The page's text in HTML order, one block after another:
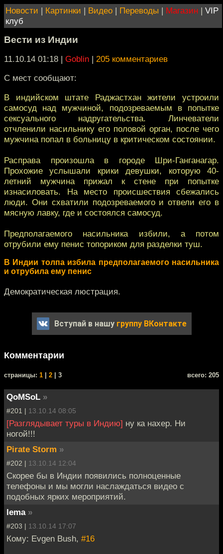
Новости | Картинки | Видео | Переводы | Магазин | VIP
клуб
Вести из Индии
11.10.14 01:18 | Goblin | 205 комментариев
С мест сообщают:
В индийском штате Раджастхан жители устроили
самосуд над мужчиной, подозреваемым в попытке
сексуального надругательства. Линчеватели
отчленили насильнику его половой орган, после чего
мужчина попал в больницу в критическом состоянии.
Расправа произошла в городе Шри-Ганганагар.
Прохожие услышали крики девушки, которую 40-
летний мужчина прижал к стене при попытке
изнасиловать. На место происшествия сбежались
люди. Они схватили подозреваемого и отвели его в
мясную лавку, где и состоялся самосуд.
Предполагаемого насильника избили, а потом
отрубили ему пенис топориком для разделки туш.
В Индии толпа избила предполагаемого насильника
и отрубила ему пенис
Демократическая люстрация.
Вступай в нашу группу ВКонтакте
Комментарии
cтраницы: 1 2 | 3 всего: 205
QoMSoL »
#201 | 13.10.14 08:05
[Разглядывает туры в Индию] ну ка нахер. Ни
ногой!!!
Pirate Storm »
#202 | 13.10.14 12:04
Скорее бы в Индии появились полноценные
телефоны и мы могли наслаждаться видео с
подобных ярких мероприятий.
lema »
#203 | 13.10.14 17:07
Кому: Evgen Bush, #16